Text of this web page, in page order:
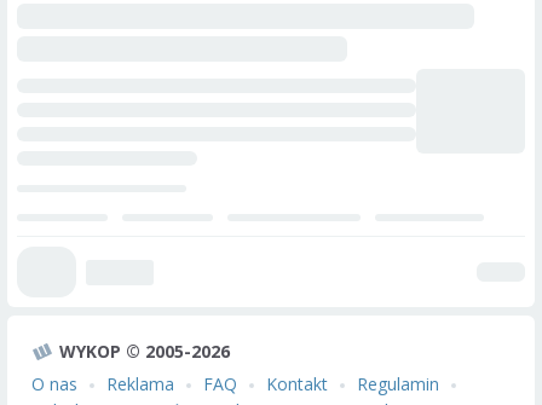
WYKOP © 2005-2026
O nas
Reklama FAQ Kontakt
Regulamin